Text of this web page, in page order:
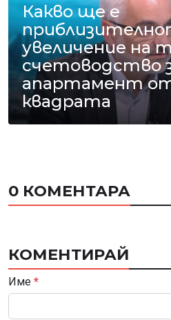
Какво ще е
увеличение на
счетоводство
апартамент
квадрата
0 КОМЕНТАРА
КОМЕНТИРАЙ
Име *